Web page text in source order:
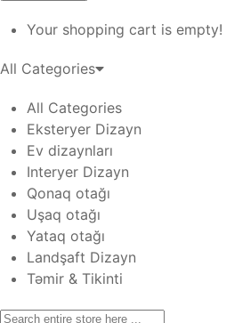
Your shopping cart is empty!
All Categories
All Categories
Eksteryer Dizayn
Ev dizaynları
Interyer Dizayn
Qonaq otağı
Uşaq otağı
Yataq otağı
Landşaft Dizayn
Təmir & Tikinti